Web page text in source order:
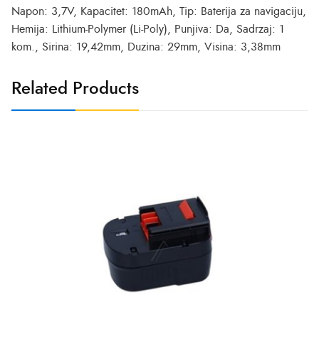
Napon: 3,7V, Kapacitet: 180mAh, Tip: Baterija za navigaciju,
Hemija: Lithium-Polymer (Li-Poly), Punjiva: Da, Sadrzaj: 1
kom., Sirina: 19,42mm, Duzina: 29mm, Visina: 3,38mm
Related Products